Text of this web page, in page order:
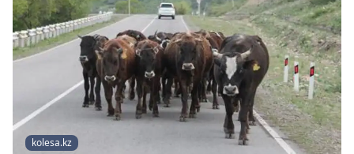
kolesa.kz